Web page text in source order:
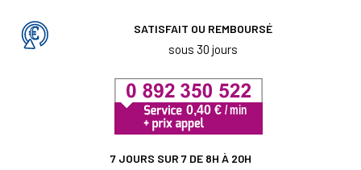
SATISFAIT OU REMBOURSÉ
sous 30 jours
7 JOURS SUR 7 DE 8H À 20H